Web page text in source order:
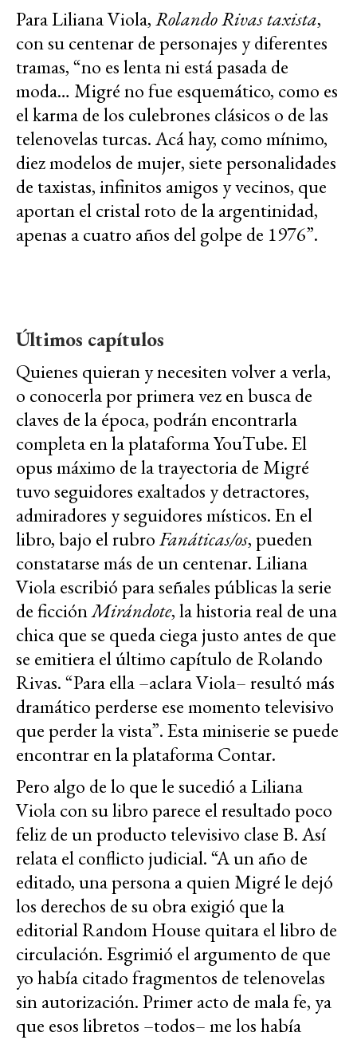
Para Liliana Viola,Rolando Rivas taxista,
con su centenar de personajes y diferentes
tramas, “no es lenta ni está pasada de
moda… Migré no fue esquemático, como es
el karma de los culebrones clásicos o de las
telenovelas turcas. Acá hay, como mínimo,
diez modelos de mujer, siete personalidades
de taxistas, infinitos amigos y vecinos, que
aportan el cristal roto de la argentinidad,
apenas a cuatro años del golpe de 1976”.
Últimos capítulos
Quienes quieran y necesiten volver a verla,
o conocerla por primera vez en busca de
claves de la época, podrán encontrarla
completa en la plataforma YouTube. El
opus máximo de la trayectoria de Migré
tuvo seguidores exaltados y detractores,
admiradores y seguidores místicos. En el
libro, bajo el rubroFanáticas/os, pueden
constatarse más de un centenar. Liliana
Viola escribió para señales públicas la serie
de ficciónMirándote, la historia real de una
chica que se queda ciega justo antes de que
se emitiera el último capítulo de Rolando
Rivas. “Para ella –aclara Viola– resultó más
dramático perderse ese momento televisivo
que perder la vista”. Esta miniserie se puede
encontrar en la plataforma Contar.
Pero algo de lo que le sucedió a Liliana
Viola con su libro parece el resultado poco
feliz de un producto televisivo clase B. Así
relata el conflicto judicial. “A un año de
editado, una persona a quien Migré le dejó
los derechos de su obra exigió que la
editorial Random House quitara el libro de
circulación. Esgrimió el argumento de que
yo había citado fragmentos de telenovelas
sin autorización. Primer acto de mala fe, ya
que esos libretos –todos– me los había